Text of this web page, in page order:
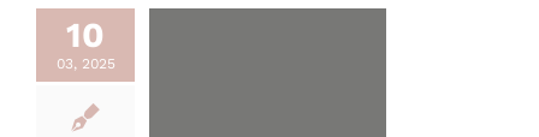
10
03, 2025